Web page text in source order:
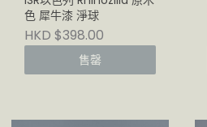
色 犀牛漆 淨球
HKD $398.00
售罄